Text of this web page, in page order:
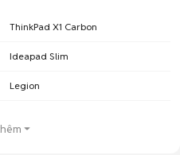
ThinkPad X1 Carbon
Ideapad Slim
Legion